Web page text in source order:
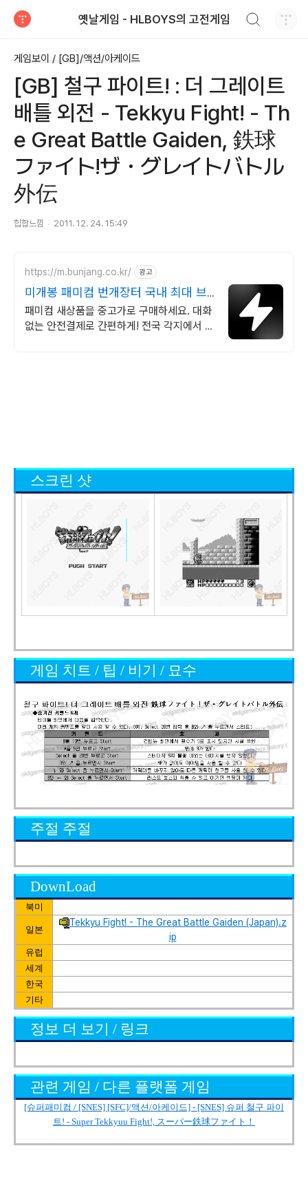
옛날게임 - HLBOYS의 고전게임
게임보이 / [GB]/액션/아케이드
[GB] 철구 파이트! : 더 그레이트
배틀 외전 - Tekkyu Fight! - Th
e Great Battle Gaiden, 鉄球
ファイト!ザ・グレイトバトル
外伝
힙합느낌 2011. 12. 24. 15:49
https://m.bunjang.co.kr/ 광고
미개봉 패미컴 번개장터 국내 최대 브
랜드 중고거래
패미컴 새상품을 중고가로 구매하세요. 대화
없는 안전결제로 간편하게! 전국 각지에서 올
스크린 샷
게임 치트 / 팁 / 비기 / 묘수
주절 주절
DownLoad
북미
일본
Tekkyu Fight! - The Great Battle Gaiden (Japan).z
ip
유럽
세계
한국
기타
정보 더 보기 / 링크
관련 게임 / 다른 플랫폼 게임
[슈퍼패미컴 / [SNES] [SFC]/액션/아케이드] - [SNES] 슈퍼 철구 파이
트! - Super Tekkyuu Fight!, スーパー鉄球ファイト！